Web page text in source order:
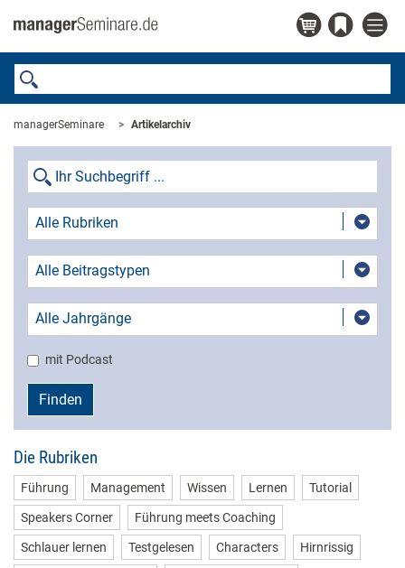
managerSeminare Artikelarchiv
Alle Rubriken
Alle Beitragstypen
Alle Jahrgänge
mit Podcast
Finden
Die Rubriken
Führung Management Wissen Lernen Tutorial
Speakers Corner Führung meets Coaching
Schlauer lernen Testgelesen Characters Hirnrissig